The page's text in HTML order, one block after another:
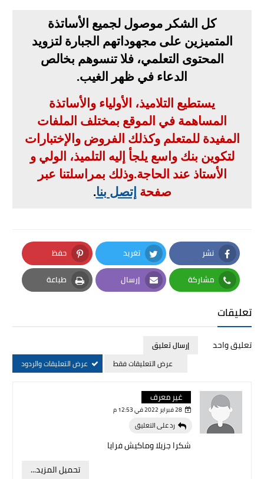
كل الشكر موصول لجميع الأساتذة
المتميزين على مجهوداتهم الجبارة لتزويد
المحتوى التعلمي، فلا تنسوهم بخالص
الدعاء في ظهر الغيب.
يستطيع التلاميذ، الأولياء والأساتذة
المساهمة في الموقع بمختلف الملفات
المفيدة للمتعلم وكذلك الفروض والإختبارات
لتكوين بنك واسع يلجأ إليه التلميذ، الولي و
الأستاذ عند الحاجة.وذلك بمراسلتنا عبر
صفحة إتصل بنا.
نشر
Facebook
تغريد
Twitter
حفظ
Pinterest
مشاركة
Whatsapp
إرسال
Email
طباعة
Print
تعليقات
تعليق واحد
إرسال تعليق
عرض التعليقات فقط
عرض التعليقات والردود
غير معرف
28 فبراير 2022 في 12:53 م
شكرا جزيلا وماكيش فرايا
رد على التعليق
تحميل المزيد...